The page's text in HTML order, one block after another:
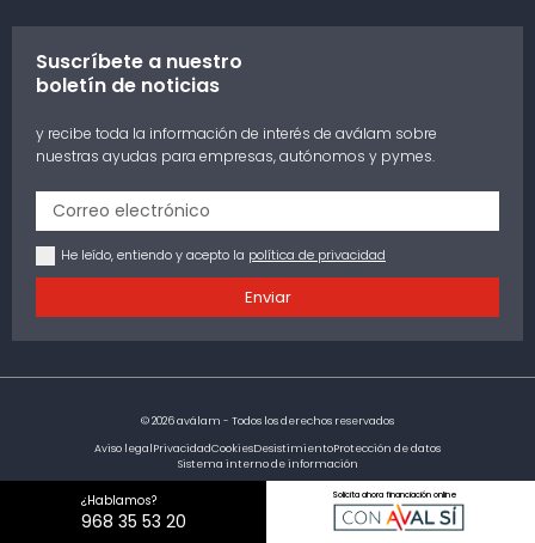
¿Hablamos?
968 35 53 20
Solicita ahora financiación online
Suscríbete a nuestro
boletín de noticias
y recibe toda la información de interés de aválam sobre
nuestras ayudas para empresas, autónomos y pymes.
He leído, entiendo y acepto la política de privacidad
Enviar
© 2026 aválam - Todos los derechos reservados
Aviso legalPrivacidadCookiesDesistimientoProtección de datos
Sistema interno de información